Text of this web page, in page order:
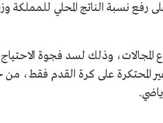
رفع نسبة الناتج المحلي للمملكة
وذلك لسد فجوة الاحتياج
المحتكرة على كرة القدم فقط،